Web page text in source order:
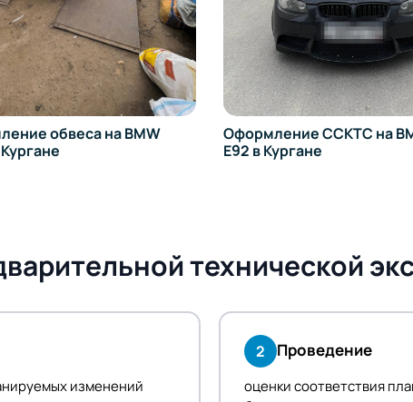
ССКТС на BMW 335i
Кургане
Смена категории
средства на Fiat Ducato в
технической
изменений
2 Проведение
оценки соответствия